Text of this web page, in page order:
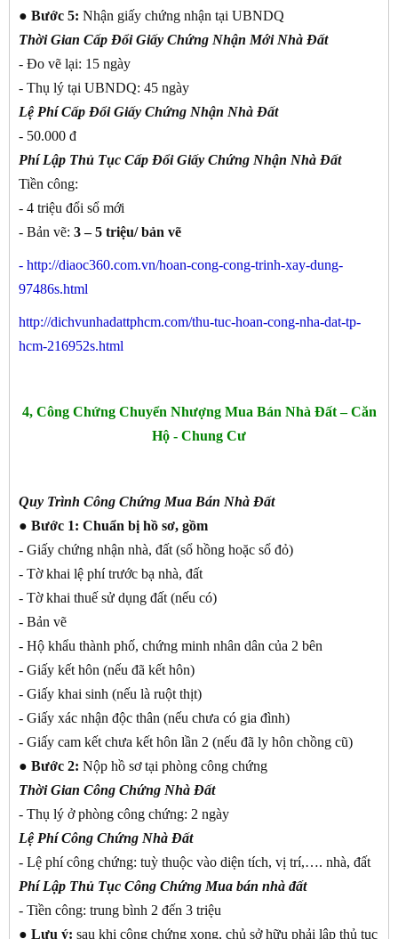
● Bước 5: Nhận giấy chứng nhận tại UBNDQ
Thời Gian Cấp Đổi Giấy Chứng Nhận Mới Nhà Đất
- Đo vẽ lại: 15 ngày
- Thụ lý tại UBNDQ: 45 ngày
Lệ Phí Cấp Đổi Giấy Chứng Nhận Nhà Đất
- 50.000 đ
Phí Lập Thủ Tục Cấp Đổi Giấy Chứng Nhận Nhà Đất
Tiền công:
- 4 triệu đổi sổ mới
- Bản vẽ: 3 – 5 triệu/ bản vẽ
- http://diaoc360.com.vn/hoan-cong-cong-trinh-xay-dung-
97486s.html
http://dichvunhadattphcm.com/thu-tuc-hoan-cong-nha-dat-tp-
hcm-216952s.html
4, Công Chứng Chuyển Nhượng Mua Bán Nhà Đất – Căn
Hộ - Chung Cư
Quy Trình Công Chứng Mua Bán Nhà Đất
● Bước 1: Chuẩn bị hồ sơ, gồm
- Giấy chứng nhận nhà, đất (sổ hồng hoặc sổ đỏ)
- Tờ khai lệ phí trước bạ nhà, đất
- Tờ khai thuế sử dụng đất (nếu có)
- Bản vẽ
- Hộ khẩu thành phố, chứng minh nhân dân của 2 bên
- Giấy kết hôn (nếu đã kết hôn)
- Giấy khai sinh (nếu là ruột thịt)
- Giấy xác nhận độc thân (nếu chưa có gia đình)
- Giấy cam kết chưa kết hôn lần 2 (nếu đã ly hôn chồng cũ)
● Bước 2: Nộp hồ sơ tại phòng công chứng
Thời Gian Công Chứng Nhà Đất
- Thụ lý ở phòng công chứng: 2 ngày
Lệ Phí Công Chứng Nhà Đất
- Lệ phí công chứng: tuỳ thuộc vào diện tích, vị trí,…. nhà, đất
Phí Lập Thủ Tục Công Chứng Mua bán nhà đất
- Tiền công: trung bình 2 đến 3 triệu
● Lưu ý: sau khi công chứng xong, chủ sở hữu phải lập thủ tục